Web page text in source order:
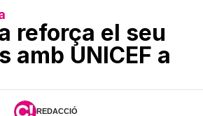
reforça el seu
amb UNICEF a
REDACCIÓ